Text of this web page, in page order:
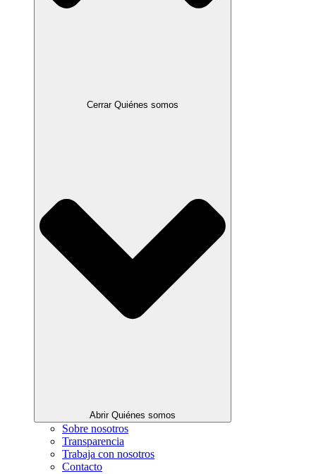
Cerrar Quiénes somos
Abrir Quiénes somos
Sobre nosotros
Transparencia
Trabaja con nosotros
Contacto